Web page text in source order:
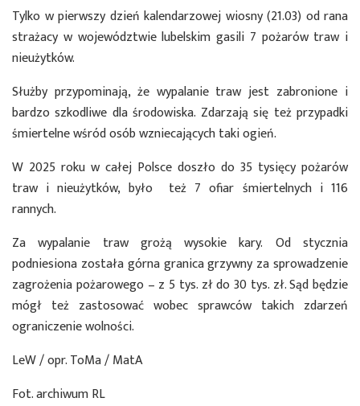
Tylko w pierwszy dzień kalendarzowej wiosny (21.03) od rana
strażacy w województwie lubelskim gasili 7 pożarów traw i
nieużytków.
Służby przypominają, że wypalanie traw jest zabronione i
bardzo szkodliwe dla środowiska. Zdarzają się też przypadki
śmiertelne wśród osób wzniecających taki ogień.
W 2025 roku w całej Polsce doszło do 35 tysięcy pożarów
traw i nieużytków, było też 7 ofiar śmiertelnych i 116
rannych.
Za wypalanie traw grożą wysokie kary. Od stycznia
podniesiona została górna granica grzywny za sprowadzenie
zagrożenia pożarowego – z 5 tys. zł do 30 tys. zł. Sąd będzie
mógł też zastosować wobec sprawców takich zdarzeń
ograniczenie wolności.
LeW / opr. ToMa / MatA
Fot. archiwum RL